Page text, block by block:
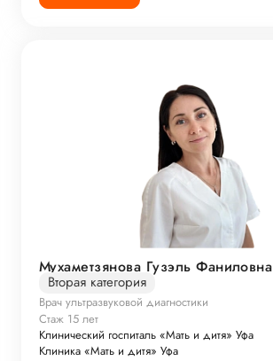
Мухаметзянова Гузэль Фаниловна
Вторая категория
Врач ультразвуковой диагностики
Стаж 15 лет
Клинический госпиталь «Мать и дитя» Уфа
Клиника «Мать и дитя» Уфа